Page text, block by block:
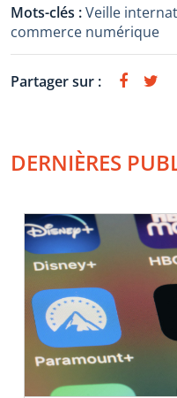
Mots-clés :Veille
commerce numérique
Partager sur :
DERNIÈRES